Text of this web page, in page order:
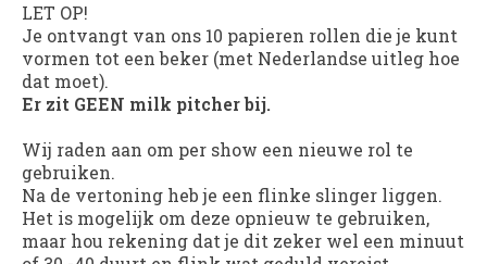
LET OP!
Je ontvangt van ons 10 papieren rollen die je kunt
vormen tot een beker (met Nederlandse uitleg hoe
dat moet).
Er zit GEEN milk pitcher bij.
Wij raden aan om per show een nieuwe rol te
gebruiken.
Na de vertoning heb je een flinke slinger liggen.
Het is mogelijk om deze opnieuw te gebruiken,
maar hou rekening dat je dit zeker wel een minuut